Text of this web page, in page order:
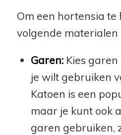
Om een hortensia te
volgende materialen
Garen:Kies garen
je wilt gebruiken
Katoen is een
maar je kunt ook
garen gebruiken,